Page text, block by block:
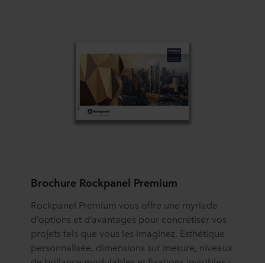
Brochure Rockpanel Premium
Rockpanel Premium vous offre une myriade
d’options et d’avantages pour concrétiser vos
projets tels que vous les imaginez. Esthétique
personnalisée, dimensions sur mesure, niveaux